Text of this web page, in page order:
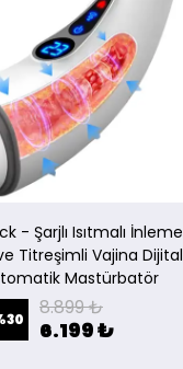
- Şarjlı Isıtmalı İnleme
Titreşimli Vajina Dijital
Mastürbatör
30 8.899 ₺
6.199 ₺